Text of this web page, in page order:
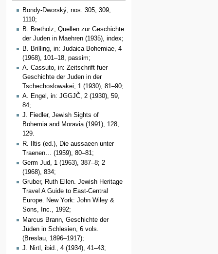
Bondy-Dworský, nos. 305, 309,
1110;
B. Bretholz, Quellen zur Geschichte
der Juden in Maehren (1935), index;
B. Brilling, in: Judaica Bohemiae, 4
(1968), 101–18, passim;
A. Cassuto, in: Zeitschrift fuer
Geschichte der Juden in der
Tschechoslowakei, 1 (1930), 81–90;
A. Engel, in: JGGJČ, 2 (1930), 59,
84;
J. Fiedler, Jewish Sights of
Bohemia and Moravia (1991), 128,
129.
R. Iltis (ed.), Die aussaeen unter
Traenen… (1959), 80–81;
Germ Jud, 1 (1963), 387–8; 2
(1968), 834;
Gruber, Ruth Ellen. Jewish Heritage
Travel A Guide to East-Central
Europe. New York: John Wiley &
Sons, Inc., 1992;
Marcus Brann, Geschichte der
Jüden in Schlesien, 6 vols.
(Breslau, 1896–1917);
J. Nirtl, ibid., 4 (1934), 41–43;